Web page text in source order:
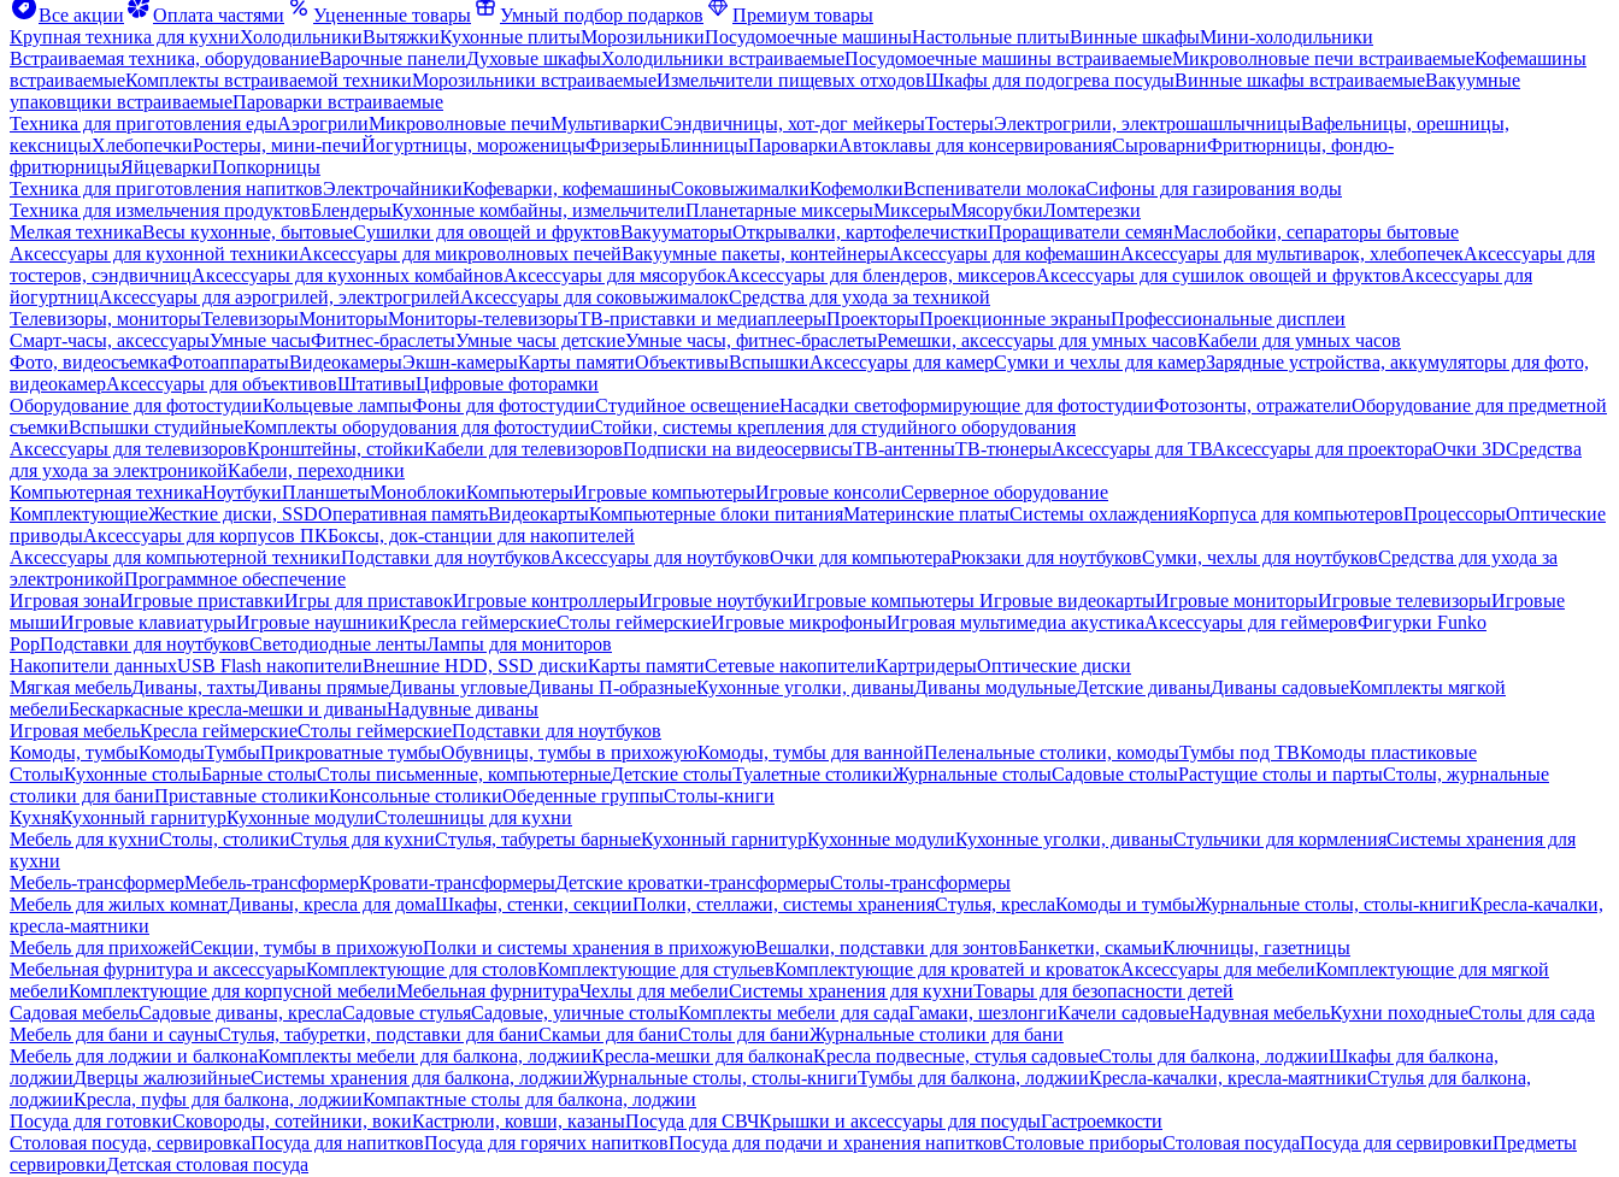
Все акции
Оплата частями Уцененные товары Умный подбор подарков
Премиум товары
Крупная техника для кухниХолодильникиВытяжкиКухонные плитыМорозильникиПосудомоечные машиныНастольные плитыВинные шкафыМини-холодильники
Встраиваемая техника, оборудованиеВарочные панелиДуховые шкафыХолодильники встраиваемыеПосудомоечные машины встраиваемыеМикроволновые печи встраиваемыеКофемашины
встраиваемыеКомплекты встраиваемой техникиМорозильники встраиваемыеИзмельчители пищевых отходовШкафы для подогрева посудыВинные шкафы встраиваемыеВакуумные
упаковщики встраиваемыеПароварки встраиваемые
Техника для приготовления едыАэрогрилиМикроволновые печиМультиваркиСэндвичницы, хот-дог мейкерыТостерыЭлектрогрили, электрошашлычницыВафельницы, орешницы,
кексницыХлебопечкиРостеры, мини-печиЙогуртницы, мороженицыФризерыБлинницыПароваркиАвтоклавы для консервированияСыроварниФритюрницы, фондю-
фритюрницыЯйцеваркиПопкорницы
Техника для приготовления напитковЭлектрочайникиКофеварки, кофемашиныСоковыжималкиКофемолкиВспениватели молокаСифоны для газирования воды
Техника для измельчения продуктовБлендерыКухонные комбайны, измельчителиПланетарные миксерыМиксерыМясорубкиЛомтерезки
Мелкая техникаВесы кухонные, бытовыеСушилки для овощей и фруктовВакууматорыОткрывалки, картофелечисткиПроращиватели семянМаслобойки, сепараторы бытовые
Аксессуары для кухонной техникиАксессуары для микроволновых печейВакуумные пакеты, контейнерыАксессуары для кофемашинАксессуары для мультиварок, хлебопечекАксессуары для
тостеров, сэндвичницАксессуары для кухонных комбайновАксессуары для мясорубокАксессуары для блендеров, миксеровАксессуары для сушилок овощей и фруктовАксессуары для
йогуртницАксессуары для аэрогрилей, электрогрилейАксессуары для соковыжималокСредства для ухода за техникой
Телевизоры, мониторыТелевизорыМониторыМониторы-телевизорыТВ-приставки и медиаплеерыПроекторыПроекционные экраныПрофессиональные дисплеи
Смарт-часы, аксессуарыУмные часыФитнес-браслетыУмные часы детскиеУмные часы, фитнес-браслетыРемешки, аксессуары для умных часовКабели для умных часов
Фото, видеосъемкаФотоаппаратыВидеокамерыЭкшн-камерыКарты памятиОбъективыВспышкиАксессуары для камерСумки и чехлы для камерЗарядные устройства, аккумуляторы для фото,
видеокамерАксессуары для объективовШтативыЦифровые фоторамки
Оборудование для фотостудииКольцевые лампыФоны для фотостудииСтудийное освещениеНасадки светоформирующие для фотостудииФотозонты, отражателиОборудование для предметной
съемкиВспышки студийныеКомплекты оборудования для фотостудииСтойки, системы крепления для студийного оборудования
Аксессуары для телевизоровКронштейны, стойкиКабели для телевизоровПодписки на видеосервисыТВ-антенныТВ-тюнерыАксессуары для ТВАксессуары для проектораОчки 3DСредства
для ухода за электроникойКабели, переходники
Компьютерная техникаНоутбукиПланшетыМоноблокиКомпьютерыИгровые компьютерыИгровые консолиСерверное оборудование
КомплектующиеЖесткие диски, SSDОперативная памятьВидеокартыКомпьютерные блоки питанияМатеринские платыСистемы охлажденияКорпуса для компьютеровПроцессорыОптические
приводыАксессуары для корпусов ПКБоксы, док-станции для накопителей
Аксессуары для компьютерной техникиПодставки для ноутбуковАксессуары для ноутбуковОчки для компьютераРюкзаки для ноутбуковСумки, чехлы для ноутбуковСредства для ухода за
электроникойПрограммное обеспечение
Игровая зонаИгровые приставкиИгры для приставокИгровые контроллерыИгровые ноутбукиИгровые компьютеры Игровые видеокартыИгровые мониторыИгровые телевизорыИгровые
мышиИгровые клавиатурыИгровые наушникиКресла геймерскиеСтолы геймерскиеИгровые микрофоныИгровая мультимедиа акустикаАксессуары для геймеровФигурки Funko
PopПодставки для ноутбуковСветодиодные лентыЛампы для мониторов
Накопители данныхUSB Flash накопителиВнешние HDD, SSD дискиКарты памятиСетевые накопителиКартридерыОптические диски
Мягкая мебельДиваны, тахтыДиваны прямыеДиваны угловыеДиваны П-образныеКухонные уголки, диваныДиваны модульныеДетские диваныДиваны садовыеКомплекты мягкой
мебелиБескаркасные кресла-мешки и диваныНадувные диваны
Игровая мебельКресла геймерскиеСтолы геймерскиеПодставки для ноутбуков
Комоды, тумбыКомодыТумбыПрикроватные тумбыОбувницы, тумбы в прихожуюКомоды, тумбы для ваннойПеленальные столики, комодыТумбы под ТВКомоды пластиковые
СтолыКухонные столыБарные столыСтолы письменные, компьютерныеДетские столыТуалетные столикиЖурнальные столыСадовые столыРастущие столы и партыСтолы, журнальные
столики для баниПриставные столикиКонсольные столикиОбеденные группыСтолы-книги
КухняКухонный гарнитурКухонные модулиСтолешницы для кухни
Мебель для кухниСтолы, столикиСтулья для кухниСтулья, табуреты барныеКухонный гарнитурКухонные модулиКухонные уголки, диваныСтульчики для кормленияСистемы хранения для
кухни
Мебель-трансформерМебель-трансформерКровати-трансформерыДетские кроватки-трансформерыСтолы-трансформеры
Мебель для жилых комнатДиваны, кресла для домаШкафы, стенки, секцииПолки, стеллажи, системы храненияСтулья, креслаКомоды и тумбыЖурнальные столы, столы-книгиКресла-качалки,
кресла-маятники
Мебель для прихожейСекции, тумбы в прихожуюПолки и системы хранения в прихожуюВешалки, подставки для зонтовБанкетки, скамьиКлючницы, газетницы
Мебельная фурнитура и аксессуарыКомплектующие для столовКомплектующие для стульевКомплектующие для кроватей и кроватокАксессуары для мебелиКомплектующие для мягкой
мебелиКомплектующие для корпусной мебелиМебельная фурнитураЧехлы для мебелиСистемы хранения для кухниТовары для безопасности детей
Садовая мебельСадовые диваны, креслаСадовые стульяСадовые, уличные столыКомплекты мебели для садаГамаки, шезлонгиКачели садовыеНадувная мебельКухни походныеСтолы для сада
Мебель для бани и сауныСтулья, табуретки, подставки для баниСкамьи для баниСтолы для баниЖурнальные столики для бани
Мебель для лоджии и балконаКомплекты мебели для балкона, лоджииКресла-мешки для балконаКресла подвесные, стулья садовыеСтолы для балкона, лоджииШкафы для балкона,
лоджииДверцы жалюзийныеСистемы хранения для балкона, лоджииЖурнальные столы, столы-книгиТумбы для балкона, лоджииКресла-качалки, кресла-маятникиСтулья для балкона,
лоджииКресла, пуфы для балкона, лоджииКомпактные столы для балкона, лоджии
Посуда для готовкиСковороды, сотейники, вокиКастрюли, ковши, казаныПосуда для СВЧКрышки и аксессуары для посудыГастроемкости
Столовая посуда, сервировкаПосуда для напитковПосуда для горячих напитковПосуда для подачи и хранения напитковСтоловые приборыСтоловая посудаПосуда для сервировкиПредметы
сервировкиДетская столовая посуда